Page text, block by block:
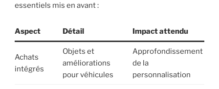
essentiels mis en avant :
Aspect Détail Impact attendu
Achats
intégrés
Objets et
améliorations
pour véhicules
Approfondissement
de la
personnalisation